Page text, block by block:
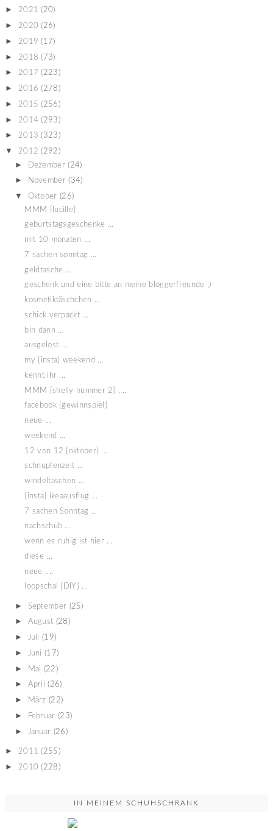
► 2021 (20)
► 2020 (26)
► 2019 (17)
► 2018 (73)
► 2017 (223)
► 2016 (278)
► 2015 (256)
► 2014 (293)
► 2013 (323)
▼ 2012 (292)
► Dezember (24)
► November (34)
▼ Oktober (26)
MMM {lucille}
geburtstagsgeschenke ...
mit 10 monaten ...
7 sachen sonntag ...
geldtasche ...
geschenk und eine bitte an meine bloggerfreunde ;)
kosmetiktäschchen ...
schick verpackt ...
bin dann ...
ausgelost ....
my {insta} weekend ...
kennt ihr ...
MMM {shelly nummer 2} ....
facebook {gewinnspiel}
neue ...
weekend ...
12 von 12 {oktober} ...
schnupfenzeit ...
windeltaschen ...
{insta} ikeaausflug ...
7 sachen Sonntag ...
nachschub ...
wenn es ruhig ist hier ...
diese ...
neue ....
loopschal {DIY} ...
► September (25)
► August (28)
► Juli (19)
► Juni (17)
► Mai (22)
► April (26)
► März (22)
► Februar (23)
► Januar (26)
► 2011 (255)
► 2010 (228)
IN MEINEM SCHUHSCHRANK